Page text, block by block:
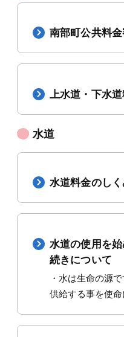
南部町公共料
上水道・下水
水道
水道料金のし
水道の使用を
続きについて
・水は生命の源
供給する事を使命